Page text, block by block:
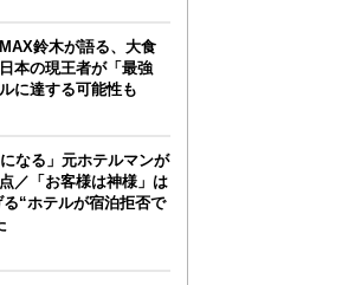
鈴木が語る、大食
本の現王者が「最強
に達する可能性も
なる」元ホテルマンが
／「お客様は神様」は
“ホテルが宿泊拒否で